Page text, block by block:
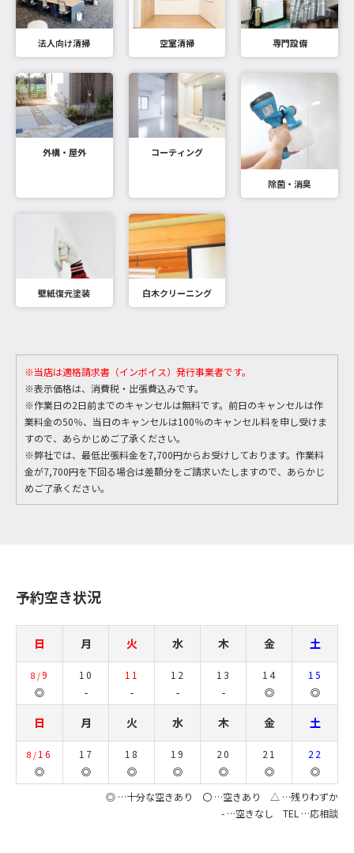
法人向け清掃 空室清掃 専門設備
外構・屋外 コーティング
除菌・消臭
壁紙復元塗装 白木クリーニング
※当店は適格請求書（インボイス）発行事業者です。
※表示価格は、消費税・出張費込みです。
※作業日の2日前までのキャンセルは無料です。前日のキャンセルは作
業料金の50％、当日のキャンセルは100％のキャンセル料を申し受けま
すので、あらかじめご了承ください。
※弊社では、最低出張料金を7,700円からお受けしております。作業料
金が7,700円を下回る場合は差額分をご請求いたしますので、あらかじ
めご了承ください。
予約空き状況
日 月 火 水 木 金 土
8/9
◎
10
-
11
-
12
-
13
-
14
◎
15
◎
日 月 火 水 木 金 土
8/ 16
◎
17
◎
18
◎
19
◎
20
◎
21
◎
22
◎
◎ …十分な空きあり 〇 …空きあり △ …残りわずか
- …空きなし TEL …応相談